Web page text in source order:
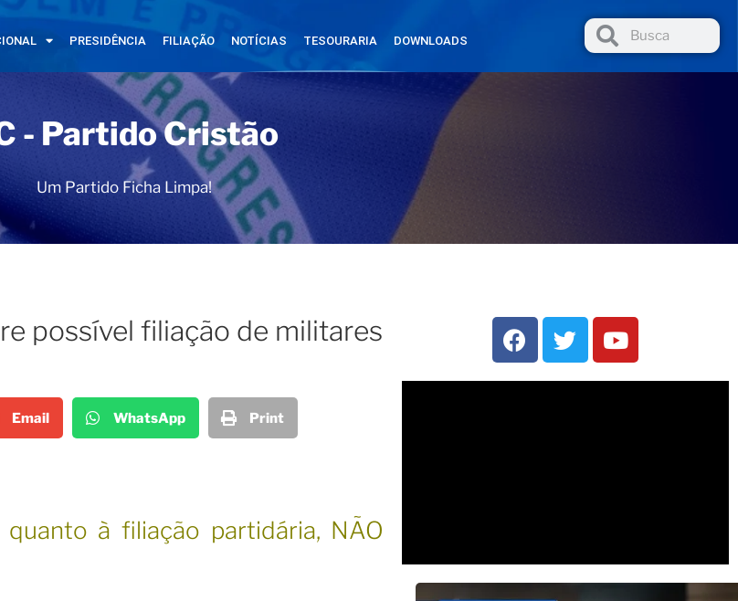
PRESIDÊNCIA FILIAÇÃO NOTÍCIAS TESOURARIA DOWNLOADS
- Partido Cristão
Um Partido Ficha Limpa!
possível filiação de militares
Email WhatsApp Print
à filiação partidária, NÃO